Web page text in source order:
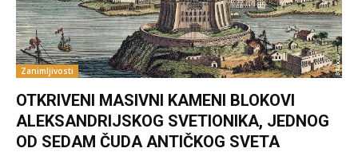
Zanimljivosti
OTKRIVENI MASIVNI KAMENI BLOKOVI
ALEKSANDRIJSKOG SVETIONIKA, JEDNOG
OD SEDAM ČUDA ANTIČKOG SVETA